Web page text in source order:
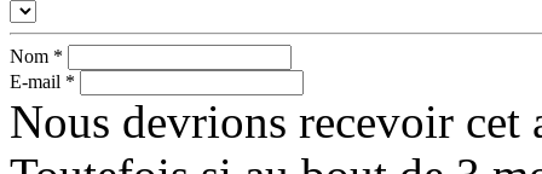
Nom *
E-mail *
Nous devrions recevoir cet